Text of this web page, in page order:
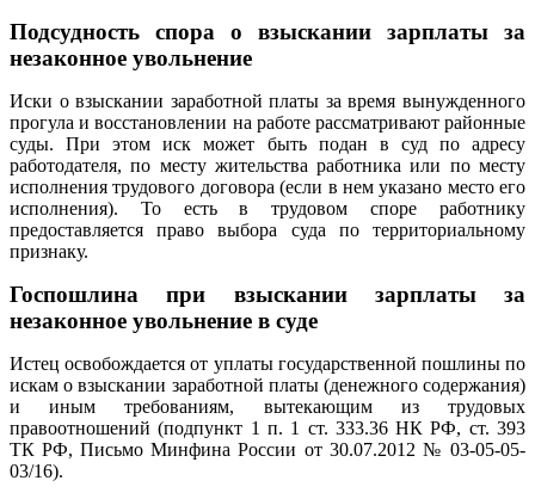
Подсудность спора о взыскании зарплаты за
незаконное увольнение
Иски о взыскании заработной платы за время вынужденного
прогула и восстановлении на работе рассматривают районные
суды. При этом иск может быть подан в суд по адресу
работодателя, по месту жительства работника или по месту
исполнения трудового договора (если в нем указано место его
исполнения). То есть в трудовом споре работнику
предоставляется право выбора суда по территориальному
признаку.
Госпошлина при взыскании зарплаты за
незаконное увольнение в суде
Истец освобождается от уплаты государственной пошлины по
искам о взыскании заработной платы (денежного содержания)
и иным требованиям, вытекающим из трудовых
правоотношений (подпункт 1 п. 1 ст. 333.36 НК РФ, ст. 393
ТК РФ, Письмо Минфина России от 30.07.2012 № 03-05-05-
03/16).